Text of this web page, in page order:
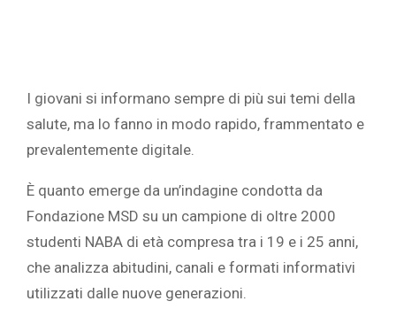
I giovani si informano sempre di più sui temi della
salute, ma lo fanno in modo rapido, frammentato e
prevalentemente digitale.
È quanto emerge da un’indagine condotta da
Fondazione MSD su un campione di oltre 2000
studenti NABA di età compresa tra i 19 e i 25 anni,
che analizza abitudini, canali e formati informativi
utilizzati dalle nuove generazioni.